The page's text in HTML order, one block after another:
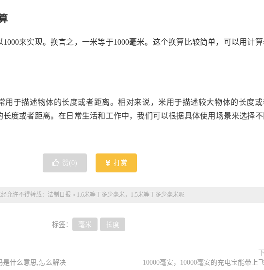
来实现。换言之，一米等于1000毫米。这个换算比较简单，可以用计
用于描述物体的长度或者距离。相对来说，米用于描述较大物体的长度或
度或者距离。在日常生活和工作中，我们可以根据具体使用场景来选择不
赞( 0 ) 打赏
经允许不得转载： 法制日报 » 1.6米等于多少毫米，1.5米等于多少毫米呢
标签： 毫米 长度
是什么意思,怎么解决
10000毫安，10000毫安的充电宝能带上